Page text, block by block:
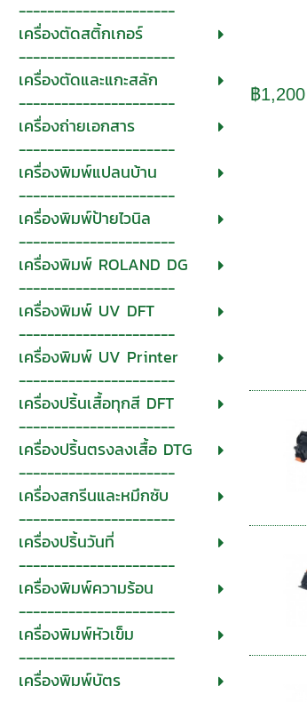
----------------------
เครื่องตัดสติ้กเกอร์
----------------------
เครื่องตัดและแกะสลัก
----------------------
เครื่องถ่ายเอกสาร
----------------------
เครื่องพิมพ์แปลนบ้าน
----------------------
เครื่องพิมพ์ป้ายไวนิล
----------------------
เครื่องพิมพ์ ROLAND DG
----------------------
เครื่องพิมพ์ UV DFT
----------------------
เครื่องพิมพ์ UV Printer
----------------------
เครื่องปริ้นเสื้อทุกสี DFT
----------------------
เครื่องปริ้นตรงลงเสื้อ DTG
----------------------
เครื่องสกรีนและหมึกซับ
----------------------
เครื่องปริ้นวันที่
----------------------
เครื่องพิมพ์ความร้อน
----------------------
เครื่องพิมพ์หัวเข็ม
----------------------
เครื่องพิมพ์บัตร
฿1,200